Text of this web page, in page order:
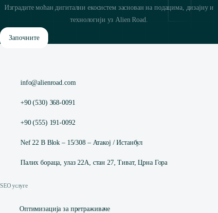
Изградите моћан дигитални екосистем заснован на подацима, дизајну и
технологији уз Alien Road.
Започните
info@alienroad.com
+90 (530) 368-0091
+90 (555) 191-0092
Nef 22 B Blok – 15/308 – Атакој / Истанбул
Палих бораца, улаз 22А, стан 27, Тиват, Црна Гора
SEO услуге
Оптимизација за претраживаче